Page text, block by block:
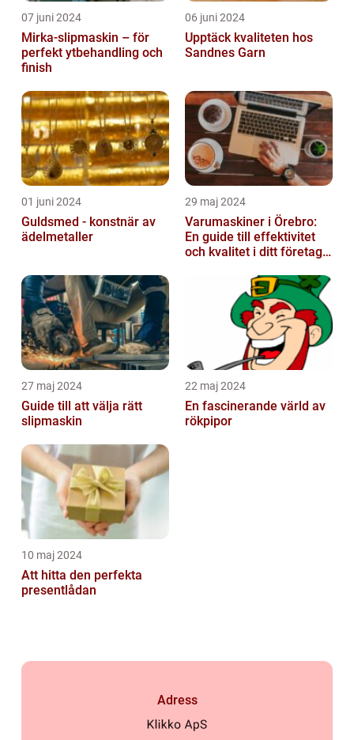
07 juni 2024
Mirka-slipmaskin – för
perfekt ytbehandling och
finish
06 juni 2024
Upptäck kvaliteten hos
Sandnes Garn
01 juni 2024
Guldsmed - konstnär av
ädelmetaller
29 maj 2024
Varumaskiner i Örebro:
En guide till effektivitet
och kvalitet i ditt företags
27 maj 2024
Guide till att välja rätt
slipmaskin
22 maj 2024
En fascinerande värld av
rökpipor
10 maj 2024
Att hitta den perfekta
presentlådan
Adress